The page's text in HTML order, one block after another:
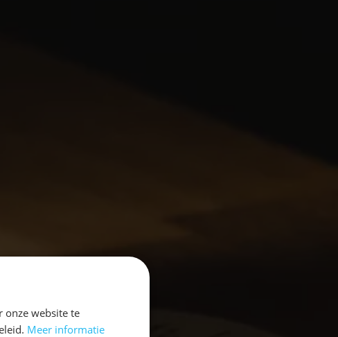
onze website te
Meer informatie